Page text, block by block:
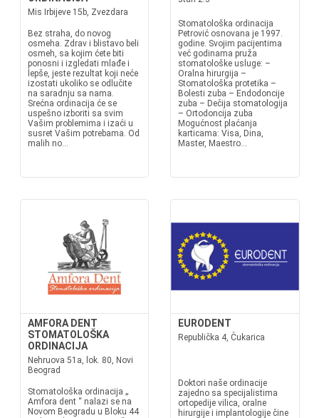
Mis Irbijeve 15b, Zvezdara
Bez straha, do novog
osmeha. Zdrav i blistavo beli
osmeh, sa kojim ćete biti
ponosni i izgledati mlađe i
lepše, jeste rezultat koji neće
izostati ukoliko se odlučite
na saradnju sa nama.
Srećna ordinacija će se
uspešno izboriti sa svim
Vašim problemima i izaći u
susret Vašim potrebama. Od
malih no...
Stomatološka ordinacija
Petrović osnovana je 1997.
godine. Svojim pacijentima
već godinama pruža
stomatološke usluge: –
Oralna hirurgija –
Stomatološka protetika –
Bolesti zuba – Endodoncije
zuba – Dečija stomatologija
– Ortodoncija zuba
Mogućnost plaćanja
karticama: Visa, Dina,
Master, Maestro...
AMFORA DENT
STOMATOLOŠKA
ORDINACIJA
Nehruova 51a, lok. 80, Novi
Beograd
Stomatološka ordinacija „
Amfora dent “ nalazi se na
Novom Beogradu u Bloku 44
EURODENT
Republička 4, Čukarica
Doktori naše ordinacije
zajedno sa specijalistima
ortopedije vilica, oralne
hirurgije i implantologije čine